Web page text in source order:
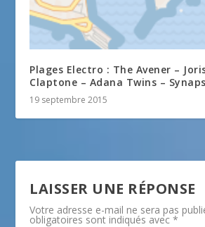
Plages Electro : The Avener –
Claptone – Adana Twins –
19 septembre 2015
LAISSER UNE RÉPONSE
Votre adresse e-mail ne sera pas
obligatoires sont indiqués avec*